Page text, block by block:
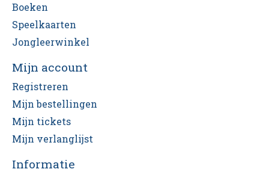
Boeken
Speelkaarten
Jongleerwinkel
Mijn account
Registreren
Mijn bestellingen
Mijn tickets
Mijn verlanglijst
Informatie